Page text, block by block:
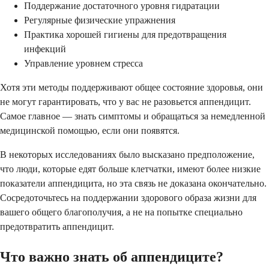
Поддержание достаточного уровня гидратации
Регулярные физические упражнения
Практика хорошей гигиены для предотвращения
инфекций
Управление уровнем стресса
Хотя эти методы поддерживают общее состояние здоровья, они
не могут гарантировать, что у вас не разовьется аппендицит.
Самое главное — знать симптомы и обращаться за немедленной
медицинской помощью, если они появятся.
В некоторых исследованиях было высказано предположение,
что люди, которые едят больше клетчатки, имеют более низкие
показатели аппендицита, но эта связь не доказана окончательно.
Сосредоточьтесь на поддержании здорового образа жизни для
вашего общего благополучия, а не на попытке специально
предотвратить аппендицит.
Что важно знать об аппендиците?